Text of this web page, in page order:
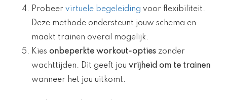
Probeer virtuele begeleiding voor flexibiliteit.
Deze methode ondersteunt jouw schema en
maakt trainen overal mogelijk.
Kies onbeperkte workout-opties zonder
wachttijden. Dit geeft jou vrijheid om te trainen
wanneer het jou uitkomt.